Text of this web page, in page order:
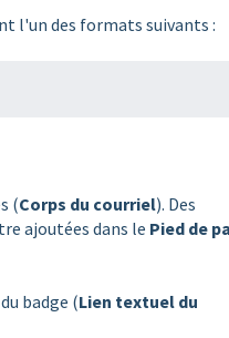
l'un des formats suivants :
(Corps du courriel). Des
ajoutées dans le Pied de
badge (Lien textuel du